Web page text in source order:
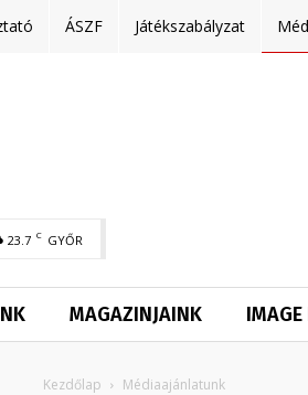
ÁSZF Játékszabályzat
23.7 C GYŐR
MAGAZINJAINK IMAGE
Kezdőlap Médiaajánlatunk